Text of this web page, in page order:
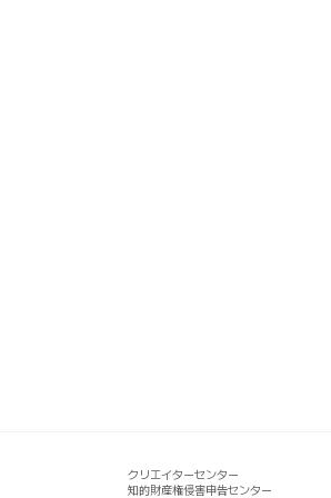
クリエイターセンター
知的財産権侵害申告センター